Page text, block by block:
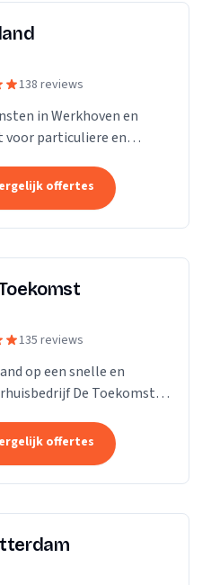
138 reviews
in Werkhoven en
voor particuliere en
offertes
135 reviews
op een snelle en
De Toekomst
En dat 24/7! Want of
offertes